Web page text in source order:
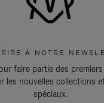
À NOTRE
faire partie des
les nouvelles collections
spéciaux.